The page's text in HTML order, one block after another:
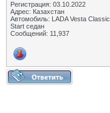
Регистрация: 03.10.2022
Адрес: Казахстан
Автомобиль: LADA Vesta Classic
Start седан
Сообщений: 11,937